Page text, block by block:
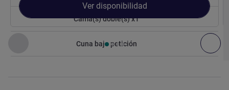
Anterior - Habitación, Habitación 1 : Habitación con cama doble
Cama(s) doble(s) x1
Cuna bajo petición
Ver disponibilidad